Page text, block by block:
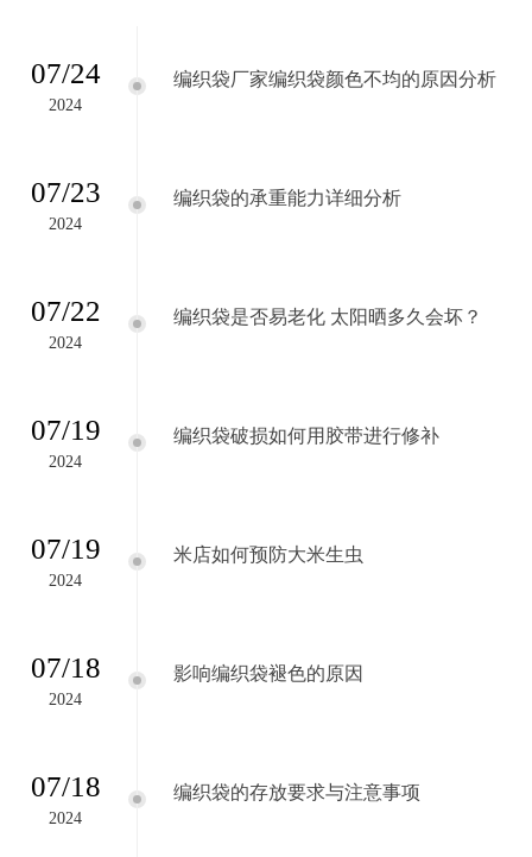
07/24
2024
编织袋厂家编织袋颜色不均的原因分析
07/23
2024
编织袋的承重能力详细分析
07/22
2024
编织袋是否易老化 太阳晒多久会坏？
07/19
2024
编织袋破损如何用胶带进行修补
07/19
2024
米店如何预防大米生虫
07/18
2024
影响编织袋褪色的原因
07/18
2024
编织袋的存放要求与注意事项